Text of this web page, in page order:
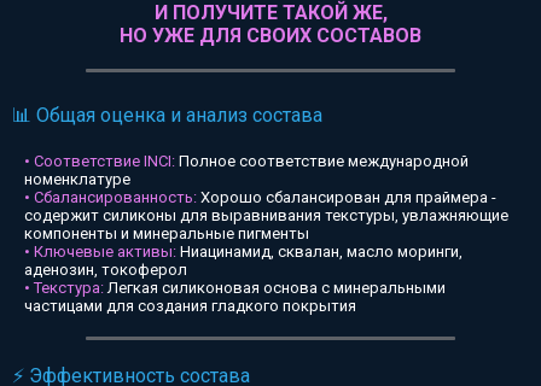
И ПОЛУЧИТЕ ТАКОЙ ЖЕ,
НО УЖЕ ДЛЯ СВОИХ СОСТАВОВ
📊 Общая оценка и анализ состава
• Соответствие INCI: Полное соответствие международной
номенклатуре
• Сбалансированность: Хорошо сбалансирован для праймера -
содержит силиконы для выравнивания текстуры, увлажняющие
компоненты и минеральные пигменты
• Ключевые активы: Ниацинамид, сквалан, масло моринги,
аденозин, токоферол
• Текстура:Легкая силиконовая основа с минеральными
частицами для создания гладкого покрытия
⚡ Эффективность состава